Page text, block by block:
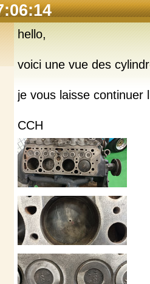
hello,
voici une vue des
je vous laisse continuer
CCH